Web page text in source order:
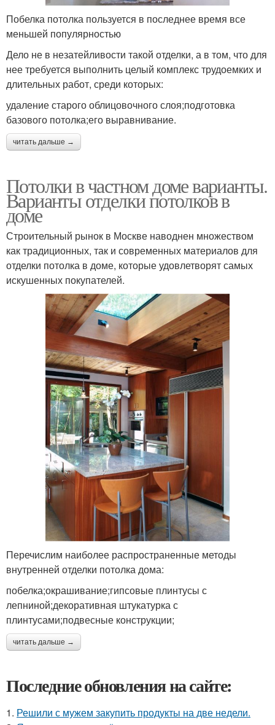
Побелка потолка пользуется в последнее время все
меньшей популярностью
Дело не в незатейливости такой отделки, а в том, что для
нее требуется выполнить целый комплекс трудоемких и
длительных работ, среди которых:
удаление старого облицовочного слоя;подготовка
базового потолка;его выравнивание.
читать дальше →
Потолки в частном доме варианты.
Варианты отделки потолков в
доме
Строительный рынок в Москве наводнен множеством
как традиционных, так и современных материалов для
отделки потолка в доме, которые удовлетворят самых
искушенных покупателей.
Перечислим наиболее распространенные методы
внутренней отделки потолка дома:
побелка;окрашивание;гипсовые плинтусы с
лепниной;декоративная штукатурка с
плинтусами;подвесные конструкции;
читать дальше →
Последние обновления на сайте:
1. Решили с мужем закупить продукты на две недели.